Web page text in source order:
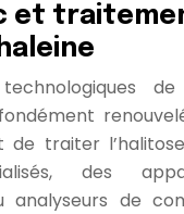
et
de traiter
des
analyseurs de